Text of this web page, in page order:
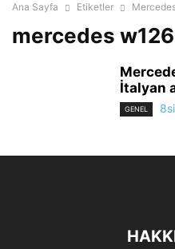
Ana Sayfa Etiketler
mercedes
İtalyan
GENEL